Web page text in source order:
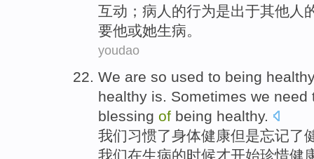
互动 ； 病人 的行为是出于其他人
要他或她生病。
youdao
We are so used to being
healthy is. Sometimes we need
blessing of being healthy.
我们习惯了身体健康但是忘记了
我们在生病的时候才开始珍惜健